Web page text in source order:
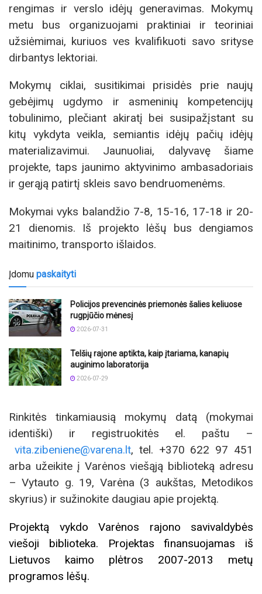
rengimas ir verslo idėjų generavimas. Mokymų
metu bus organizuojami praktiniai ir teoriniai
užsiėmimai, kuriuos ves kvalifikuoti savo srityse
dirbantys lektoriai.
Mokymų ciklai, susitikimai prisidės prie naujų
gebėjimų ugdymo ir asmeninių kompetencijų
tobulinimo, plečiant akiratį bei susipažįstant su
kitų vykdyta veikla, semiantis idėjų pačių idėjų
materializavimui. Jaunuoliai, dalyvavę šiame
projekte, taps jaunimo aktyvinimo ambasadoriais
ir gerąją patirtį skleis savo bendruomenėms.
Mokymai vyks balandžio 7-8, 15-16, 17-18 ir 20-
21 dienomis. Iš projekto lėšų bus dengiamos
maitinimo, transporto išlaidos.
Įdomu paskaityti
Policijos prevencinės priemonės šalies keliuose
rugpjūčio mėnesį
2026-07-31
Telšių rajone aptikta, kaip įtariama, kanapių
auginimo laboratorija
2026-07-29
Rinkitės tinkamiausią mokymų datą (mokymai
identiški) ir registruokitės el. paštu –
vita.zibeniene@varena.lt, tel. +370 622 97 451
arba užeikite į Varėnos viešąją biblioteką adresu
– Vytauto g. 19, Varėna (3 aukštas, Metodikos
skyrius) ir sužinokite daugiau apie projektą.
Projektą vykdo Varėnos rajono savivaldybės
viešoji biblioteka. Projektas finansuojamas iš
Lietuvos kaimo plėtros 2007-2013 metų
programos lėšų.